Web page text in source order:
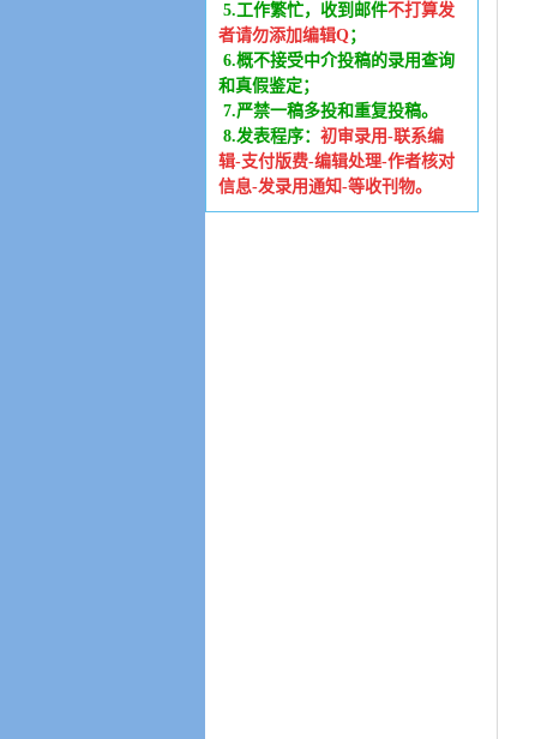
5.工作繁忙，收到邮件不打算发
者请勿添加编辑Q；
6.概不接受中介投稿的录用查询
和真假鉴定；
7.严禁一稿多投和重复投稿。
8.发表程序： 初审录用-联系编
辑-支付版费-编辑处理-作者核对
信息-发录用通知-等收刊物。